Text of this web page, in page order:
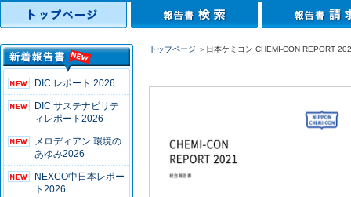
DIC レポート 2026
DIC サステナビリテ
ィレポート2026
メロディアン 環境の
あゆみ2026
NEXCO中日本レポー
ト2026
トップページ ＞日本ケミコン CHEMI-CON REPORT